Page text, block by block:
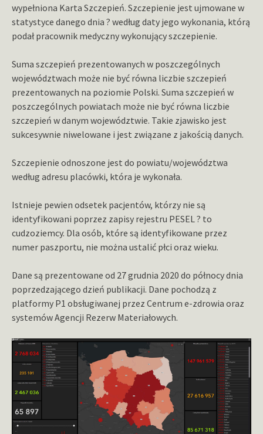
wypełniona Karta Szczepień. Szczepienie jest ujmowane w
statystyce danego dnia ? według daty jego wykonania, którą
podał pracownik medyczny wykonujący szczepienie.
Suma szczepień prezentowanych w poszczególnych
województwach może nie być równa liczbie szczepień
prezentowanych na poziomie Polski. Suma szczepień w
poszczególnych powiatach może nie być równa liczbie
szczepień w danym województwie. Takie zjawisko jest
sukcesywnie niwelowane i jest związane z jakością danych.
Szczepienie odnoszone jest do powiatu/województwa
według adresu placówki, która je wykonała.
Istnieje pewien odsetek pacjentów, którzy nie są
identyfikowani poprzez zapisy rejestru PESEL ? to
cudzoziemcy. Dla osób, które są identyfikowane przez
numer paszportu, nie można ustalić płci oraz wieku.
Dane są prezentowane od 27 grudnia 2020 do północy dnia
poprzedzającego dzień publikacji. Dane pochodzą z
platformy P1 obsługiwanej przez Centrum e-zdrowia oraz
systemów Agencji Rezerw Materiałowych.